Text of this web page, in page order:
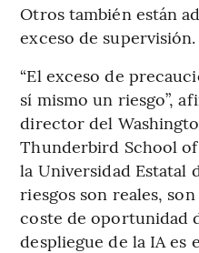
Otros también están
exceso de supervisión.
“El exceso de
sí mismo un riesgo”,
director del
Thunderbird School
la Universidad Estatal
riesgos son reales,
coste de oportunidad
despliegue de la IA es